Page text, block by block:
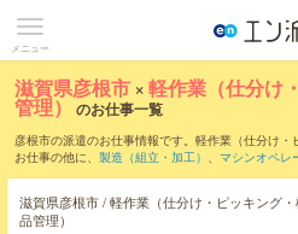
メニュー
滋賀県彦根市 ×軽作業（仕分け
管理） のお仕事一覧
彦根市の派遣のお仕事情報です。軽作業（仕分け
お仕事の他に、 製造（組立・加工） 、 マシンオペレ
軽作業
管理）のお仕事とは？とは？
滋賀県彦根市 / 軽作業（仕分け・ピッキング
品管理）